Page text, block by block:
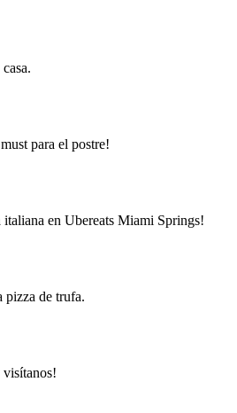
para el postre!
italiana en Ubereats Miami Springs!
pizza de trufa.